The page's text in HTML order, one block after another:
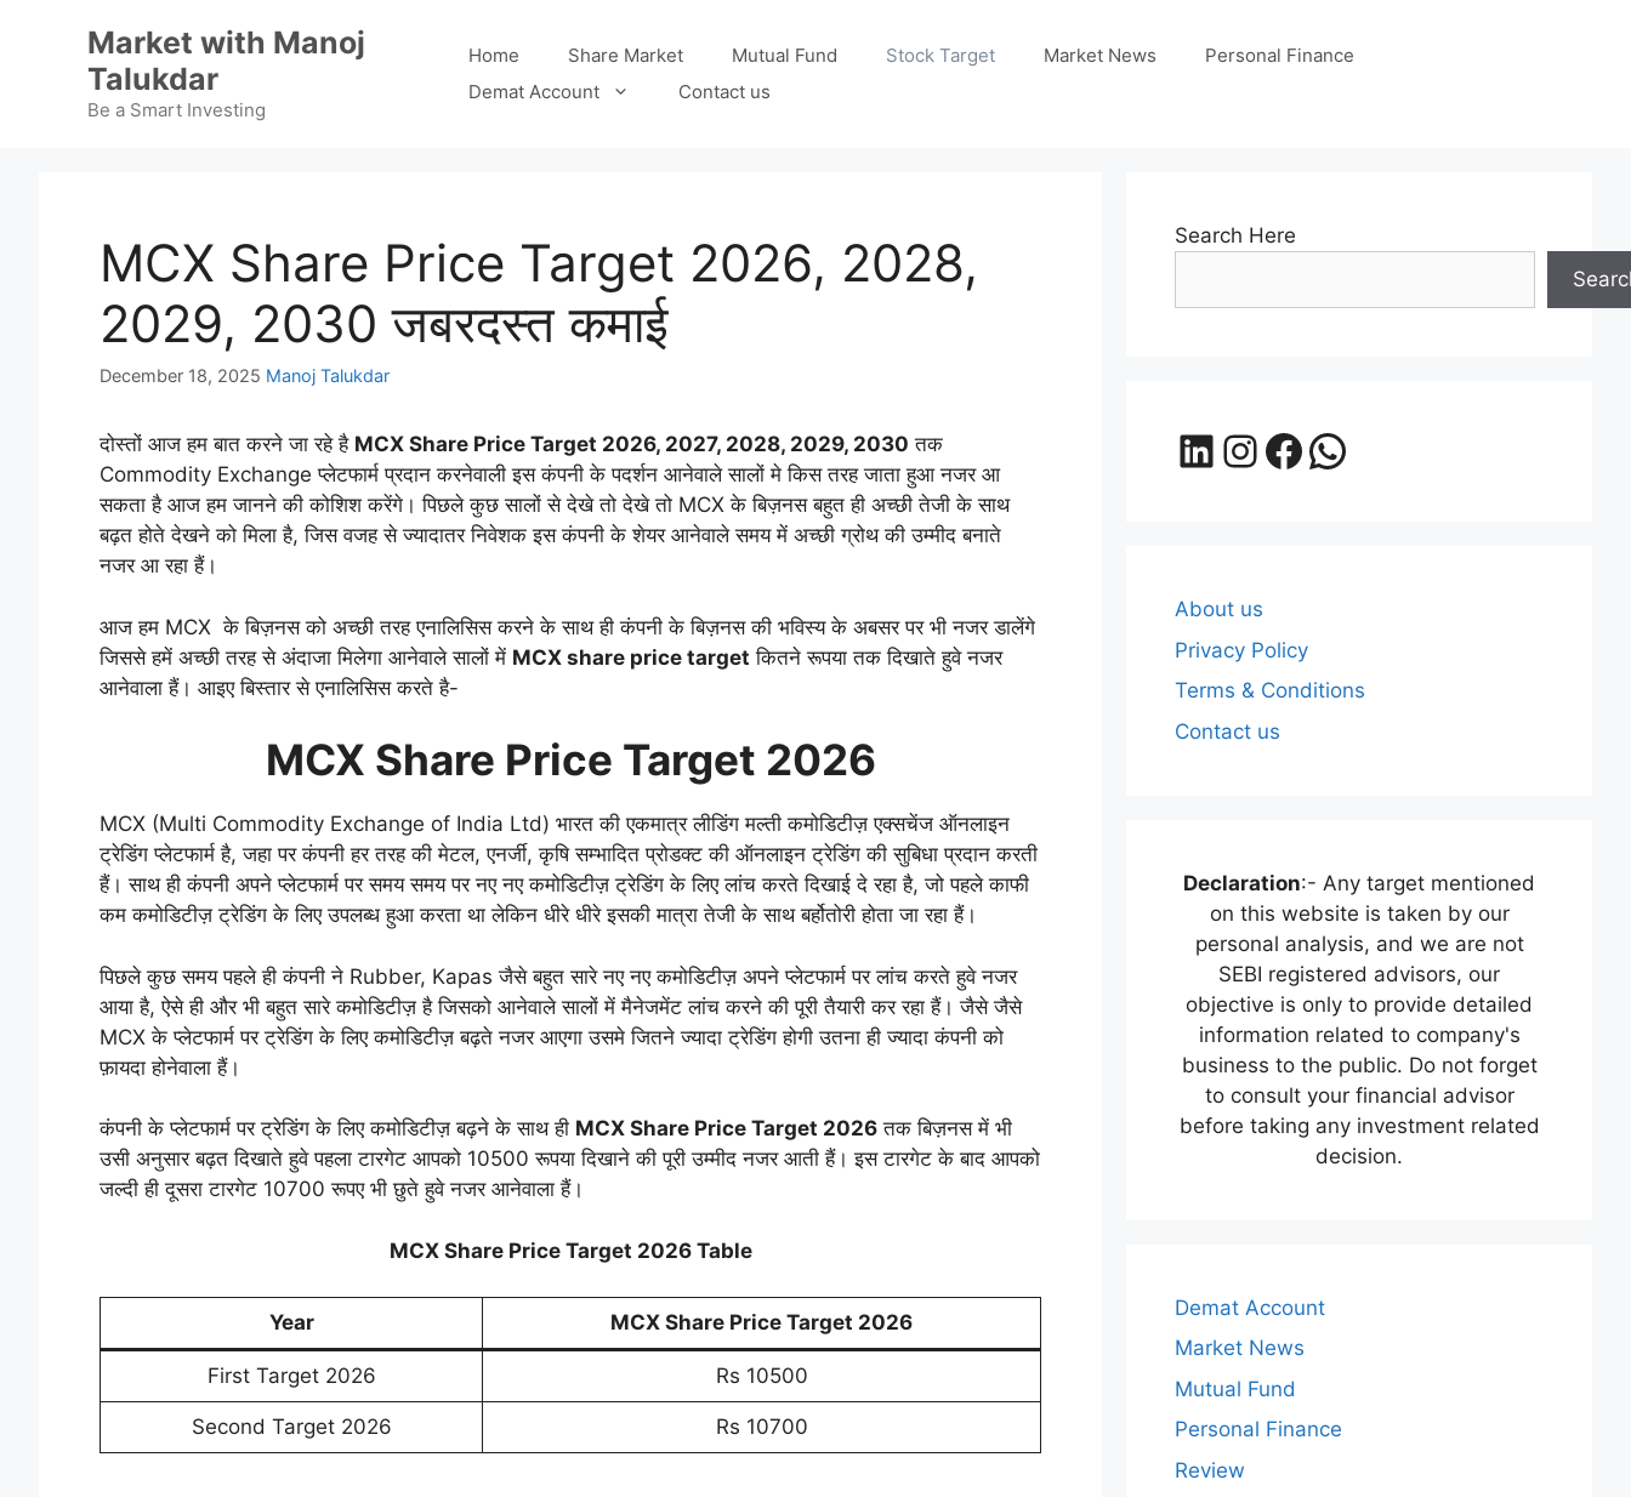
Market with Manoj
Talukdar
Be a Smart Investing
Home Share Market Mutual Fund Stock Target Market News
Personal Finance
Demat Account
Contact us
MCX Share Price Target 2026, 2028,
2029, 2030 जबरदस्त कमाई
December 18, 2025 Manoj Talukdar
दोस्तों आज हम बात करने जा रहे है MCX Share Price Target 2026, 2027, 2028, 2029, 2030 तक
Commodity Exchange प्लेटफार्म प्रदान करनेवाली इस कंपनी के पदर्शन आनेवाले सालों मे किस तरह जाता हुआ नजर आ
सकता है आज हम जानने की कोशिश करेंगे। पिछले कुछ सालों से देखे तो देखे तो MCX के बिज़नस बहुत ही अच्छी तेजी के साथ
बढ़त होते देखने को मिला है, जिस वजह से ज्यादातर निवेशक इस कंपनी के शेयर आनेवाले समय में अच्छी ग्रोथ की उम्मीद बनाते
नजर आ रहा हैं।
आज हम MCX के बिज़नस को अच्छी तरह एनालिसिस करने के साथ ही कंपनी के बिज़नस की भविस्य के अबसर पर भी नजर डालेंगे
जिससे हमें अच्छी तरह से अंदाजा मिलेगा आनेवाले सालों में MCX share price target कितने रूपया तक दिखाते हुवे नजर
आनेवाला हैं। आइए बिस्तार से एनालिसिस करते है-
MCX Share Price Target 2026
MCX (Multi Commodity Exchange of India Ltd) भारत की एकमात्र लीडिंग मल्ती कमोडिटीज़ एक्सचेंज ऑनलाइन
ट्रेडिंग प्लेटफार्म है, जहा पर कंपनी हर तरह की मेटल, एनर्जी, कृषि सम्भादित प्रोडक्ट की ऑनलाइन ट्रेडिंग की सुबिधा प्रदान करती
हैं। साथ ही कंपनी अपने प्लेटफार्म पर समय समय पर नए नए कमोडिटीज़ ट्रेडिंग के लिए लांच करते दिखाई दे रहा है, जो पहले काफी
कम कमोडिटीज़ ट्रेडिंग के लिए उपलब्ध हुआ करता था लेकिन धीरे धीरे इसकी मात्रा तेजी के साथ बर्होतोरी होता जा रहा हैं।
पिछले कुछ समय पहले ही कंपनी ने Rubber, Kapas जैसे बहुत सारे नए नए कमोडिटीज़ अपने प्लेटफार्म पर लांच करते हुवे नजर
आया है, ऐसे ही और भी बहुत सारे कमोडिटीज़ है जिसको आनेवाले सालों में मैनेजमेंट लांच करने की पूरी तैयारी कर रहा हैं। जैसे जैसे
MCX के प्लेटफार्म पर ट्रेडिंग के लिए कमोडिटीज़ बढ़ते नजर आएगा उसमे जितने ज्यादा ट्रेडिंग होगी उतना ही ज्यादा कंपनी को
फ़ायदा होनेवाला हैं।
कंपनी के प्लेटफार्म पर ट्रेडिंग के लिए कमोडिटीज़ बढ़ने के साथ ही MCX Share Price Target 2026 तक बिज़नस में भी
उसी अनुसार बढ़त दिखाते हुवे पहला टारगेट आपको 10500 रूपया दिखाने की पूरी उम्मीद नजर आती हैं। इस टारगेट के बाद आपको
जल्दी ही दूसरा टारगेट 10700 रूपए भी छुते हुवे नजर आनेवाला हैं।
MCX Share Price Target 2026 Table
Year MCX Share Price Target 2026
First Target 2026 Rs 10500
Second Target 2026 Rs 10700
Search Here
LinkedIn
Instagram
Facebook
WhatsApp
About us
Privacy Policy
Terms & Conditions
Contact us
Declaration:- Any target mentioned
on this website is taken by our
personal analysis, and we are not
SEBI registered advisors, our
objective is only to provide detailed
information related to company's
business to the public. Do not forget
to consult your financial advisor
before taking any investment related
decision.
Demat Account
Market News
Mutual Fund
Personal Finance
Review